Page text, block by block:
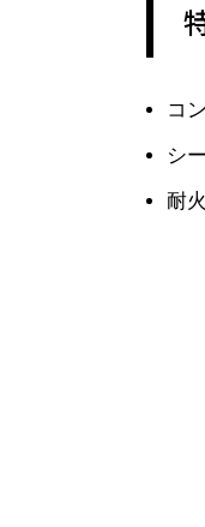
コ
シ
耐